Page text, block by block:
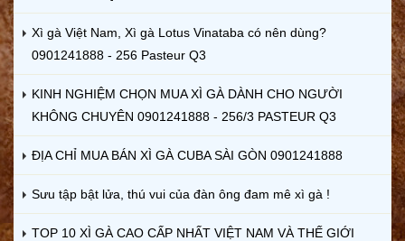
Xì gà Việt Nam, Xì gà Lotus Vinataba có nên dùng?
0901241888 - 256 Pasteur Q3
KINH NGHIỆM CHỌN MUA XÌ GÀ DÀNH CHO NGƯỜI
KHÔNG CHUYÊN 0901241888 - 256/3 PASTEUR Q3
ĐỊA CHỈ MUA BÁN XÌ GÀ CUBA SÀI GÒN 0901241888
Sưu tập bật lửa, thú vui của đàn ông đam mê xì gà !
TOP 10 XÌ GÀ CAO CẤP NHẤT VIỆT NAM VÀ THẾ GIỚI